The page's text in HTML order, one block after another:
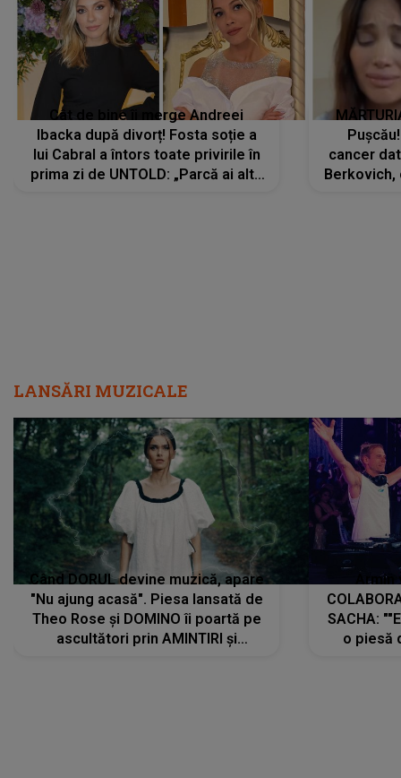
Cât de bine îi merge Andreei
Ibacka după divorț! Fosta soție a
lui Cabral a întors toate privirile în
prima zi de UNTOLD: „Parcă ai altă
cancer
LANSĂRI MUZICALE
Când DORUL devine muzică, apare
"Nu ajung acasă". Piesa lansată de
Theo Rose și DOMINO îi poartă pe
ascultători prin AMINTIRI și
SACHA:
o piesă